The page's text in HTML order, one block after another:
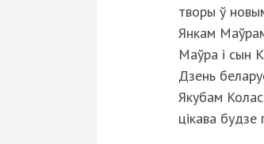
творы ў
Янкам
Маўра і сын
Дзень
Якубам
цікава